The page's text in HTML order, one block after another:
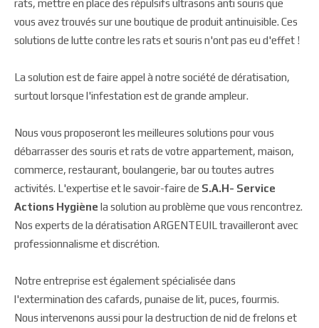
rats, mettre en place des répulsifs ultrasons anti souris que
vous avez trouvés sur une boutique de produit antinuisible. Ces
solutions de lutte contre les rats et souris n'ont pas eu d'effet !
La solution est de faire appel à notre société de dératisation,
surtout lorsque l'infestation est de grande ampleur.
Nous vous proposeront les meilleures solutions pour vous
débarrasser des souris et rats de votre appartement, maison,
commerce, restaurant, boulangerie, bar ou toutes autres
activités. L'expertise et le savoir-faire de S.A.H- Service
Actions Hygiène la solution au problème que vous rencontrez.
Nos experts de la dératisation ARGENTEUIL travailleront avec
professionnalisme et discrétion.
Notre entreprise est également spécialisée dans
l'extermination des cafards, punaise de lit, puces, fourmis.
Nous intervenons aussi pour la destruction de nid de frelons et